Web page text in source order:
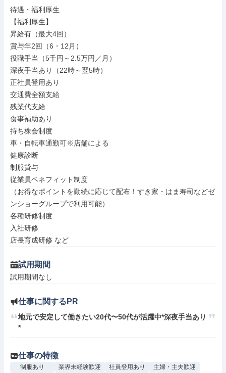
待遇・福利厚生
【福利厚生】
昇給有（最大4回）
賞与年2回（6・12月）
役職手当（5千円～2.5万円／月）
深夜手当あり（22時～翌5時）
正社員登用あり
交通費全額支給
残業代支給
食事補助あり
持ち株会制度
車・自転車通勤可※店舗による
健康診断
制服貸与
従業員ベネフィット制度
（お得なポイントを勤続に応じて配布！すき家・はま寿司などゼ
ンショーグループで利用可能）
各種研修制度
入社研修
店長育成研修 など
試用期間
試用期間なし
仕事に関するPR
地元で安定して働きたい20代〜50代が活躍中*深夜手当あり
*
仕事の特徴
制服あり 業界未経験歓迎 社員登用あり
主婦・主夫歓迎